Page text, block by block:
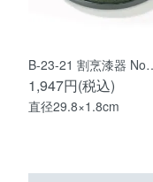
B-23-21 割烹漆器
1,947円(税込)
直径29.8×1.8cm